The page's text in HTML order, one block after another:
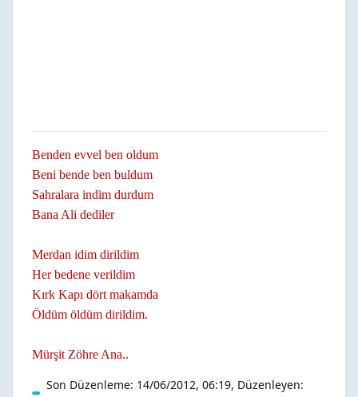
Benden evvel ben oldum
Beni bende ben buldum
Sahralara indim durdum
Bana Ali dediler
Merdan idim dirildim
Her bedene verildim
Kırk Kapı dört makamda
Öldüm öldüm dirildim.
Mürşit Zöhre Ana..
Son Düzenleme: 14/06/2012, 06:19, Düzenleyen: